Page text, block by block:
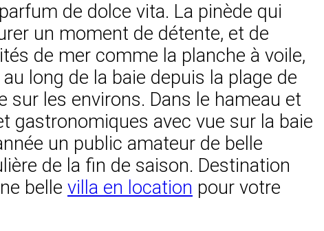
de dolce vita. La pinède qui
un moment de détente, et de
de mer comme la planche à voile,
long de la baie depuis la plage de
sur les environs. Dans le hameau et
gastronomiques avec vue sur la baie
un public amateur de belle
de la fin de saison. Destination
belle villa en location pour votre